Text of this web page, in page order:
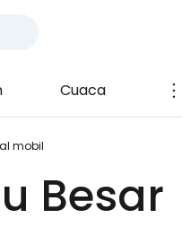
Cuaca
mobil
Besar